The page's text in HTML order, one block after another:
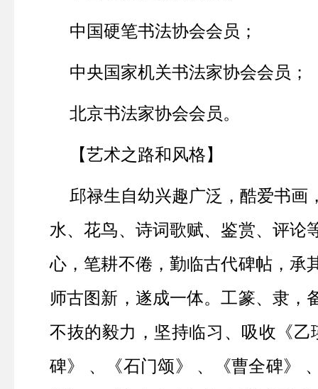
中国硬笔书法协会会员；
中央国家机关书法家协会会员；
北京书法家协会会员。
【艺术之路和风格】
邱禄生自幼兴趣广泛，酷爱书画
水、花鸟、诗词歌赋、鉴赏、评论
心，笔耕不倦，勤临古代碑帖，承
师古图新，遂成一体。工篆、隶，
不抜的毅力，坚持临习、吸收《
碑》 、《石门颂》 、《曹全碑》